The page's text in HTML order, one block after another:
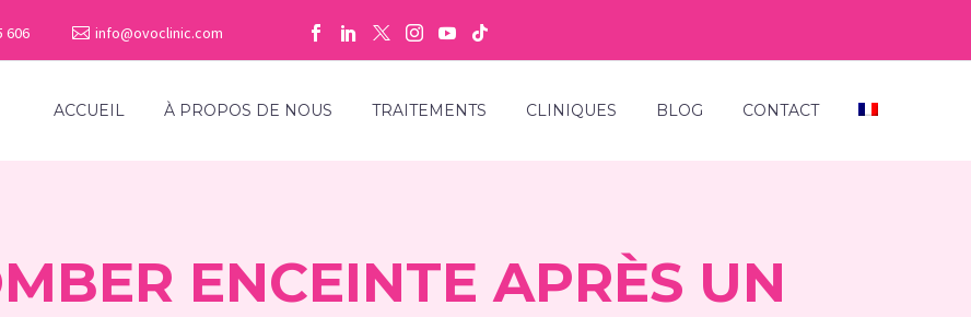
606 info@ovoclinic.com
ACCUEIL À PROPOS DE NOUS TRAITEMENTS CLINIQUES BLOG CONTACT
ENCEINTE APRÈS UN